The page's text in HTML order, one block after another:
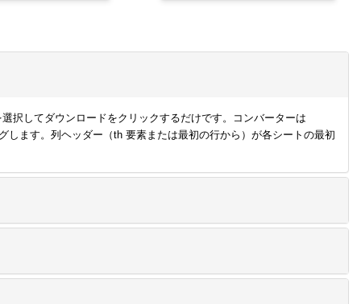
択してダウンロードをクリックするだけです。コンバーターは
ます。列ヘッダー（th 要素または最初の行から）が各シートの最初